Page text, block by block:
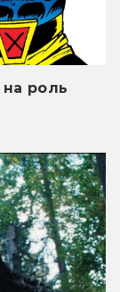
роль